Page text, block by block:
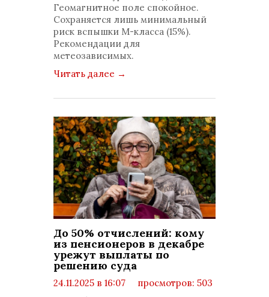
Геомагнитное поле спокойное.
Сохраняется лишь минимальный
риск вспышки М-класса (15%).
Рекомендации для
метеозависимых.
Читать далее →
До 50% отчислений: кому
из пенсионеров в декабре
урежут выплаты по
решению суда
24.11.2025 в 16:07
просмотров: 503